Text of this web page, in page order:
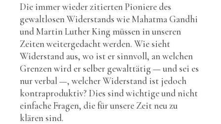
Die immer wieder zitierten Pioniere des
gewaltlosen Widerstands wie Mahatma Gandhi
und Martin Luther King müssen in unseren
Zeiten weitergedacht werden. Wie sieht
Widerstand aus, wo ist er sinnvoll, an welchen
Grenzen wird er selber gewalttätig — und sei es
nur verbal —, welcher Widerstand ist jedoch
kontraproduktiv? Dies sind wichtige und nicht
einfache Fragen, die für unsere Zeit neu zu
klären sind.